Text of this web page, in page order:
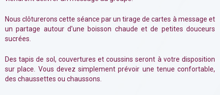
Nous clôturerons cette séance par un tirage de cartes à message et
un partage autour d'une boisson chaude et de petites douceurs
sucrées.
Des tapis de sol, couvertures et coussins seront à votre disposition
sur place. Vous devez simplement prévoir une tenue confortable,
des chaussettes ou chaussons.